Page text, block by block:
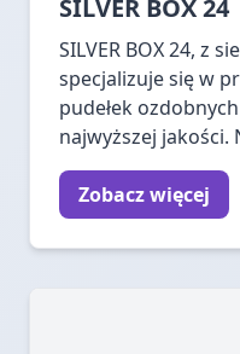
SILVER BOX 24
SILVER BOX 24, z
specjalizuje się w
pudełek
najwyższej jakości.
Zobacz więcej